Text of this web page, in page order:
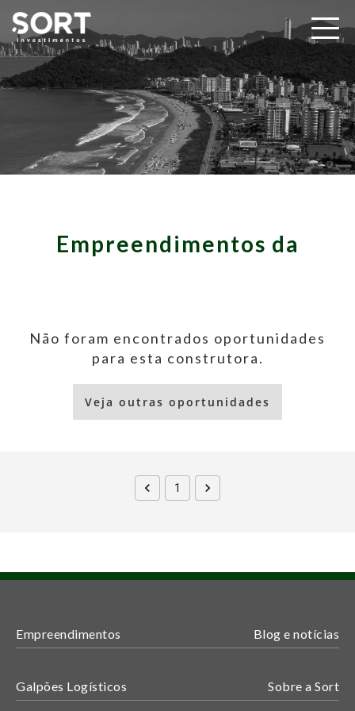
Empreendimentos da
Não foram encontrados oportunidades
para esta construtora.
Veja outras oportunidades
1
Empreendimentos Blog e notícias
Galpões Logísticos Sobre a Sort